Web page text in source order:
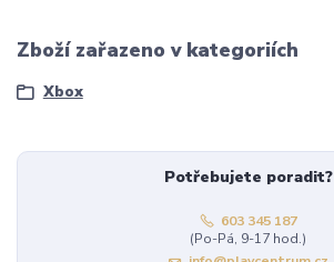
Zboží zařazeno v kategoriích
Xbox
Potřebujete poradit?
603 345 187
(Po-Pá, 9-17 hod.)